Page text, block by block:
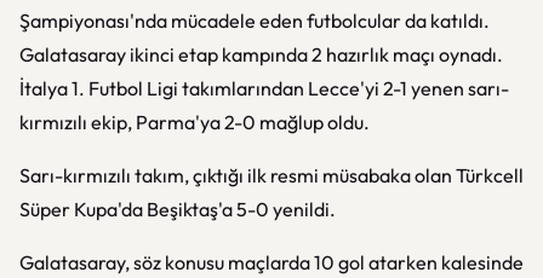
Şampiyonası'nda mücadele eden futbolcular da katıldı.
Galatasaray ikinci etap kampında 2 hazırlık maçı oynadı.
İtalya 1. Futbol Ligi takımlarından Lecce'yi 2-1 yenen sarı-
kırmızılı ekip, Parma'ya 2-0 mağlup oldu.
Sarı-kırmızılı takım, çıktığı ilk resmi müsabaka olan Türkcell
Süper Kupa'da Beşiktaş'a 5-0 yenildi.
Galatasaray, söz konusu maçlarda 10 gol atarken kalesinde